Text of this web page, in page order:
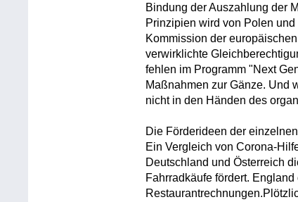
Bindung der Auszahlung der
Prinzipien wird von Polen
Kommission der
verwirklichte
fehlen im Programm "Next
Maßnahmen zur Gänze. Und
nicht in den Händen des
Die Förderideen der
Ein Vergleich von Corona-
Deutschland und Österreich
Fahrradkäufe fördert.